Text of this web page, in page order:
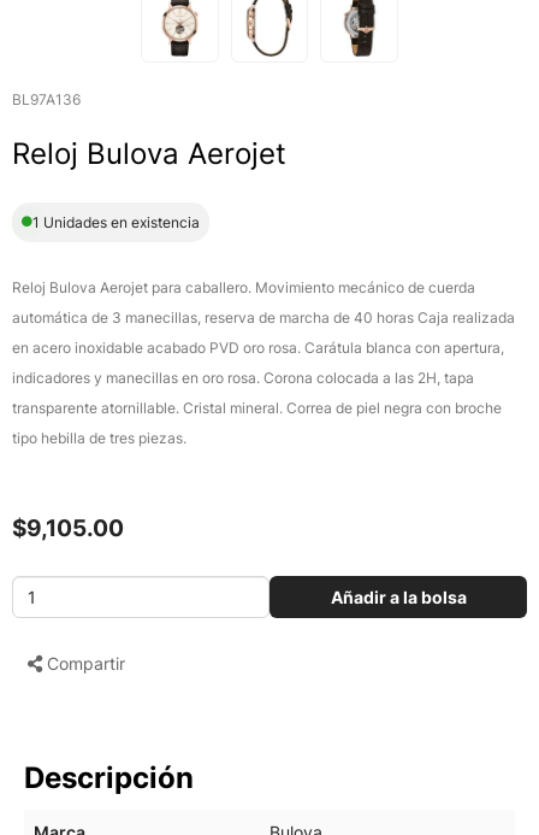
BL97A136
Reloj Bulova Aerojet
1 Unidades en existencia
Reloj Bulova Aerojet para caballero. Movimiento mecánico de cuerda
automática de 3 manecillas, reserva de marcha de 40 horas Caja realizada
en acero inoxidable acabado PVD oro rosa. Carátula blanca con apertura,
indicadores y manecillas en oro rosa. Corona colocada a las 2H, tapa
transparente atornillable. Cristal mineral. Correa de piel negra con broche
tipo hebilla de tres piezas.
$9,105.00
Añadir a la bolsa
Compartir
Descripción